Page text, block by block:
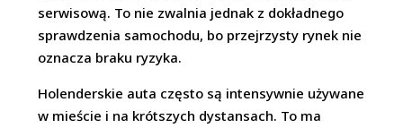
serwisową. To nie zwalnia jednak z dokładnego
sprawdzenia samochodu, bo przejrzysty rynek nie
oznacza braku ryzyka.
Holenderskie auta często są intensywnie używane
w mieście i na krótszych dystansach. To ma